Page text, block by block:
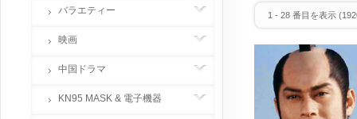
1 - 28 番目を表示 (
バラエティー
映画
中国ドラマ
KN95 MASK & 電子機器